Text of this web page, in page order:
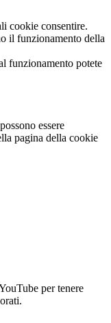
cookie consentire.
il funzionamento della
funzionamento potete
essere
pagina della cookie
per tenere